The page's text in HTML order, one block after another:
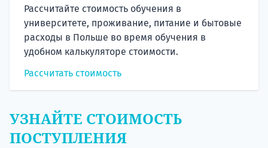
Рассчитайте стоимость обучения в
университете, проживание, питание и бытовые
расходы в Польше во время обучения в
удобном калькуляторе стоимости.
Рассчитать стоимость
УЗНАЙТЕ СТОИМОСТЬ
ПОСТУПЛЕНИЯ